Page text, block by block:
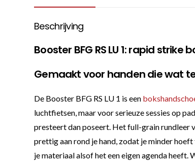
Beschrijving
Booster BFG RS LU 1: rapid
Gemaakt voor handen die wat
De Booster BFG RS LU 1 is een
luchtfietsen, maar voor serieuze sessies op
presteert dan poseert. Het full-grain rundleer
prettig aan rond je hand, zodat je minder
je materiaal alsof het een eigen agenda